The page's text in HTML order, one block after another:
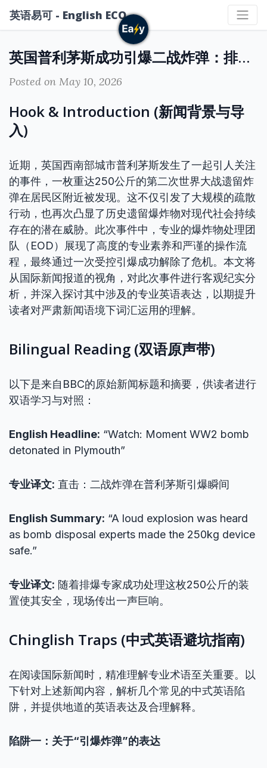
英语易可 - English ECO
英国普利茅斯成功引爆二战炸弹：排爆行动的安全考量与专业术语解析
Posted on May 10, 2026
Hook & Introduction (新闻背景与导
入)
近期，英国西南部城市普利茅斯发生了一起引人关注
的事件，一枚重达250公斤的第二次世界大战遗留炸
弹在居民区附近被发现。这不仅引发了大规模的疏散
行动，也再次凸显了历史遗留爆炸物对现代社会持续
存在的潜在威胁。此次事件中，专业的爆炸物处理团
队（EOD）展现了高度的专业素养和严谨的操作流
程，最终通过一次受控引爆成功解除了危机。本文将
从国际新闻报道的视角，对此次事件进行客观纪实分
析，并深入探讨其中涉及的专业英语表达，以期提升
读者对严肃新闻语境下词汇运用的理解。
Bilingual Reading (双语原声带)
以下是来自BBC的原始新闻标题和摘要，供读者进行
双语学习与对照：
English Headline: “Watch: Moment WW2 bomb
detonated in Plymouth”
专业译文: 直击：二战炸弹在普利茅斯引爆瞬间
English Summary: “A loud explosion was heard
as bomb disposal experts made the 250kg device
safe.”
专业译文: 随着排爆专家成功处理这枚250公斤的装
置使其安全，现场传出一声巨响。
Chinglish Traps (中式英语避坑指南)
在阅读国际新闻时，精准理解专业术语至关重要。以
下针对上述新闻内容，解析几个常见的中式英语陷
阱，并提供地道的英语表达及合理解释。
陷阱一：关于“引爆炸弹”的表达